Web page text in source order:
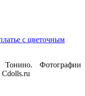
Фотографии
Cdolls.ru